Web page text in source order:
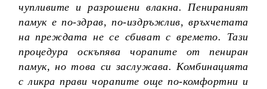
чупливите и разрошени влакна. Пенираният
памук е по-здрав, по-издръжлив, връхчетата
на преждата не се сбиват с времето. Тази
процедура оскъпява чорапите от пениран
памук, но това си заслужава. Комбинацията
с ликра прави чорапите още по-комфортни и